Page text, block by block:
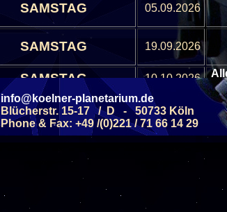
SAMSTAG 05.09.2026
SAMSTAG 19.09.2026
SAMSTAG 10.10.2026
SAMSTAG 24.10.2026
SAMSTAG 07.11.2026
info@koelner-planetarium.de
Blücherstr. 15-17 / D - 50733 Köln
Phone & Fax: +49 /(0)221 / 71 66 14 29